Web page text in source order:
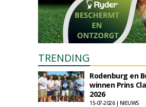
TRENDING
Rodenburg en
winnen Prins
2026
15-07-2026 | NIEUWS